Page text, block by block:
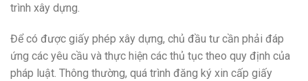
trình xây dựng.
Để có được giấy phép xây dựng, chủ đầu tư cần phải đáp
ứng các yêu cầu và thực hiện các thủ tục theo quy định của
pháp luật. Thông thường, quá trình đăng ký xin cấp giấy